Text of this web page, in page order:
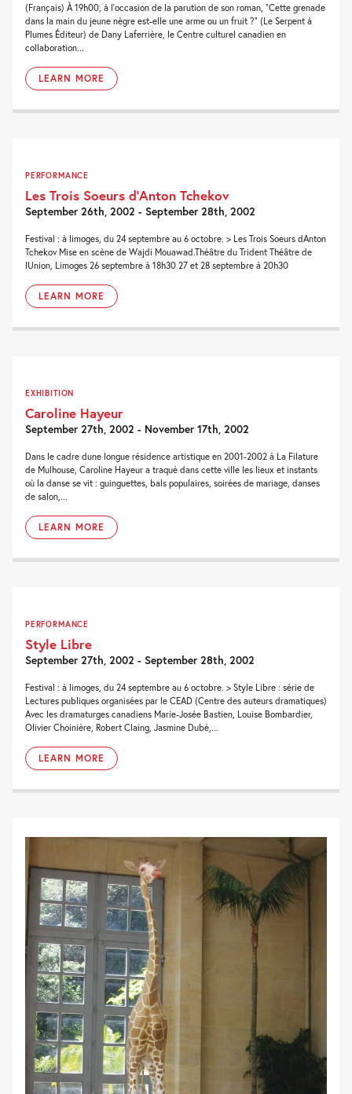
(Français) À 19h00, à l'occasion de la parution de son roman, "Cette grenade
dans la main du jeune nègre est-elle une arme ou un fruit ?" (Le Serpent à
Plumes Éditeur) de Dany Laferrière, le Centre culturel canadien en
collaboration...
LEARN MORE
PERFORMANCE
Les Trois Soeurs d’Anton Tchekov
September 26th, 2002 - September 28th, 2002
Festival : à limoges, du 24 septembre au 6 octobre. > Les Trois Soeurs dAnton
Tchekov Mise en scène de Wajdi Mouawad.Théâtre du Trident Théâtre de
lUnion, Limoges 26 septembre à 18h30 27 et 28 septembre à 20h30
LEARN MORE
EXHIBITION
Caroline Hayeur
September 27th, 2002 - November 17th, 2002
Dans le cadre dune longue résidence artistique en 2001-2002 à La Filature
de Mulhouse, Caroline Hayeur a traqué dans cette ville les lieux et instants
où la danse se vit : guinguettes, bals populaires, soirées de mariage, danses
de salon,...
LEARN MORE
PERFORMANCE
Style Libre
September 27th, 2002 - September 28th, 2002
Festival : à limoges, du 24 septembre au 6 octobre. > Style Libre : série de
Lectures publiques organisées par le CEAD (Centre des auteurs dramatiques)
Avec les dramaturges canadiens Marie-Josée Bastien, Louise Bombardier,
Olivier Choinière, Robert Claing, Jasmine Dubé,...
LEARN MORE